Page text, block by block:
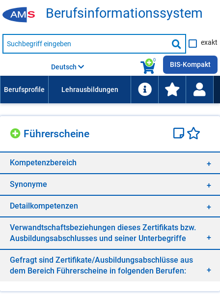
Be­rufs­in­for­ma­ti­ons­sys­tem
Suche
nach
Suche
starten
exakt
0
Deutsch BIS-Kompakt
Füh­rer­schei­ne
Kom­pe­tenz­be­reich
Syn­ony­me
De­tail­kom­pe­ten­zen
Ver­wandt­schafts­be­zie­hun­gen die­ses Zer­ti­fi­kats bzw.
Aus­bil­dungs­ab­schlus­ses und sei­ner Un­ter­be­grif­fe
Ge­fragt sind Zer­ti­fi­ka­te/​Aus­bil­dungs­ab­schlüs­se aus
dem Be­reich Füh­rer­schei­ne in fol­gen­den Be­ru­fen: